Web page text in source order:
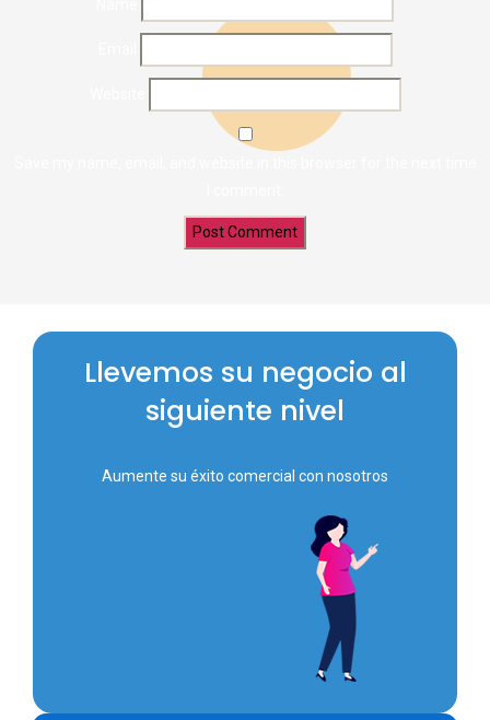
Llevemos su negocio al
siguiente nivel
Aumente su éxito comercial con nosotros